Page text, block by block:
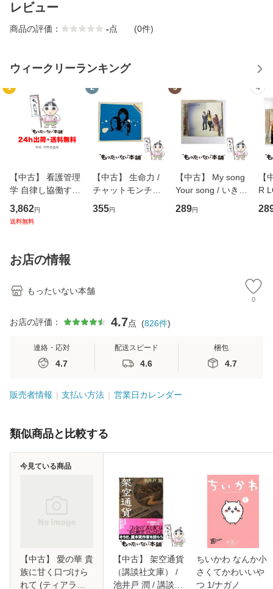
レビュー
商品の評価： -点 (0件)
ウィークリーランキング
1
【中古】 看護管理
学 自律し協働する
専門職の看護マネ
ジメントスキル 改
恵 藤本幸三 / 南江
堂 [単行
3,862円
送料無料
2
【中古】 生命力 /
チャットモンチー /
キューンレコード
[CD]【メール便送
355円
3
【中古】 My song
Your song / いきも
のがかり / [CD]
【メール便送料無
289円
4
【
R
産
お店の情報
もったいない本舗
0
お店の評価： 4.7点 (826件)
連絡・応対
4.7
配送スピード
4.6
梱包
4.7
販売者情報 支払い方法 営業日カレンダー
類似商品と比較する
【中古】 愛の華 貴
族に甘く口づけら
れて (ティアラ文
今見ている商品
【中古】 架空通貨
（講談社文庫） /
池井戸 潤 / 講談社
ちいかわ なんか小
さくてかわいいや
つ 1/ナガノ